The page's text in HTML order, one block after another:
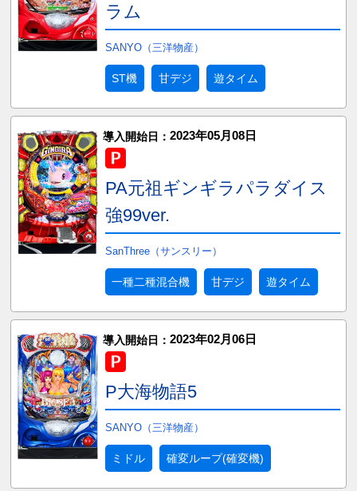
ラム
SANYO（三洋物産）
ST機 甘デジ 遊タイム
導入開始日： 2023年05月08日
PA元祖ギンギラパラダイス
強99ver.
SanThree（サンスリー）
一種二種混合機 甘デジ 遊タイム
導入開始日： 2023年02月06日
P大海物語5
SANYO（三洋物産）
ミドル 確変ループ(確変機)